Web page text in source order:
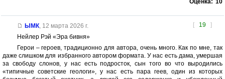
Оценка: 10
[ 19 ]
ЫМК, 12 марта 2026 г.
Нейлер Рэй «Эра бивня»
Герои – героев, традиционно для автора, очень много. Как по мне, так
даже слишком для избранного автором формата. У нас есть дама, умершая
за свободу слонов, у нас есть подросток, сын того во что выродились
«типичные советские геологи», у нас есть пара геев, один из которых